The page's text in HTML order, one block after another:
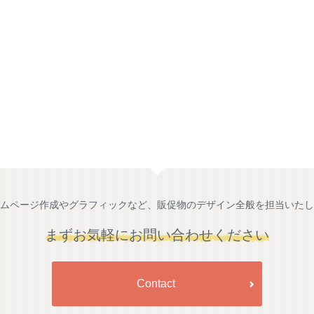
ページ作成やグラフィックなど、販促物のデザイン全般を担当いた
まずお気軽にお問い合わせください
Contact